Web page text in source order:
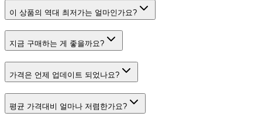
이 상품의 역대 최저가는 얼마인가요?
지금 구매하는 게 좋을까요?
가격은 언제 업데이트 되었나요?
평균 가격대비 얼마나 저렴한가요?